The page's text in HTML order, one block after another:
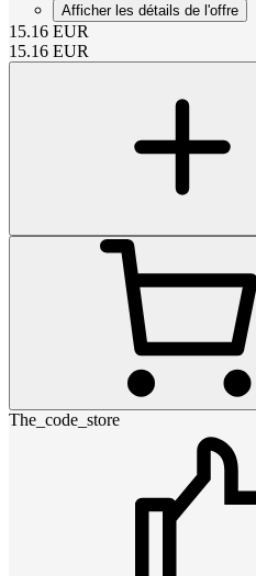
Afficher les détails de l'offre
15.16 EUR
15.16 EUR
The_code_store